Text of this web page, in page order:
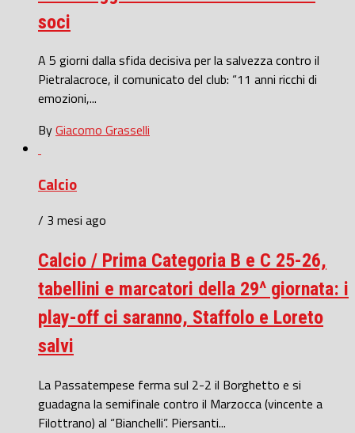
soci
A 5 giorni dalla sfida decisiva per la salvezza contro il
Pietralacroce, il comunicato del club: “11 anni ricchi di
emozioni,...
ByGiacomo Grasselli
Calcio
/ 3 mesi ago
Calcio / Prima Categoria B e C 25-26,
tabellini e marcatori della 29^ giornata: i
play-off ci saranno, Staffolo e Loreto
salvi
La Passatempese ferma sul 2-2 il Borghetto e si
guadagna la semifinale contro il Marzocca (vincente a
Filottrano) al “Bianchelli”. Piersanti...